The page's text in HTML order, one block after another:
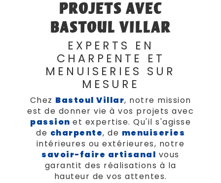
PROJETS AVEC
BASTOUL VILLAR
EXPERTS EN
CHARPENTE ET
MENUISERIES SUR
MESURE
Chez Bastoul Villar, notre mission
est de donner vie à vos projets avec
passion et expertise. Qu'il s'agisse
de charpente, de menuiseries
intérieures ou extérieures, notre
savoir-faire artisanal vous
garantit des réalisations à la
hauteur de vos attentes.